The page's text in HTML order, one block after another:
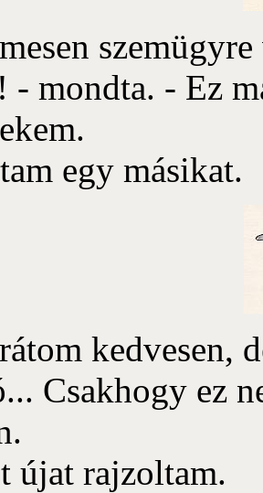
szemügyre
mondta. - Ez
egy másikat.
kedvesen,
Csakhogy ez
rajzoltam.